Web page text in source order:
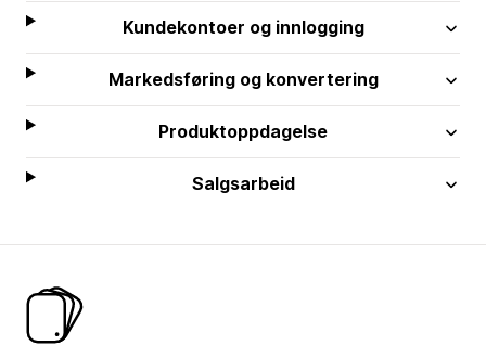
Kundekontoer og innlogging
Markedsføring og konvertering
Produktoppdagelse
Salgsarbeid